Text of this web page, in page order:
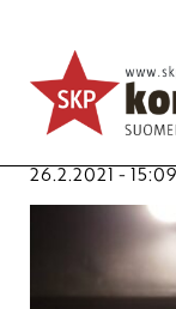
Kulttuurialan
Ajankohtaista
Avainsanat:
26.2.2021 - 15:09